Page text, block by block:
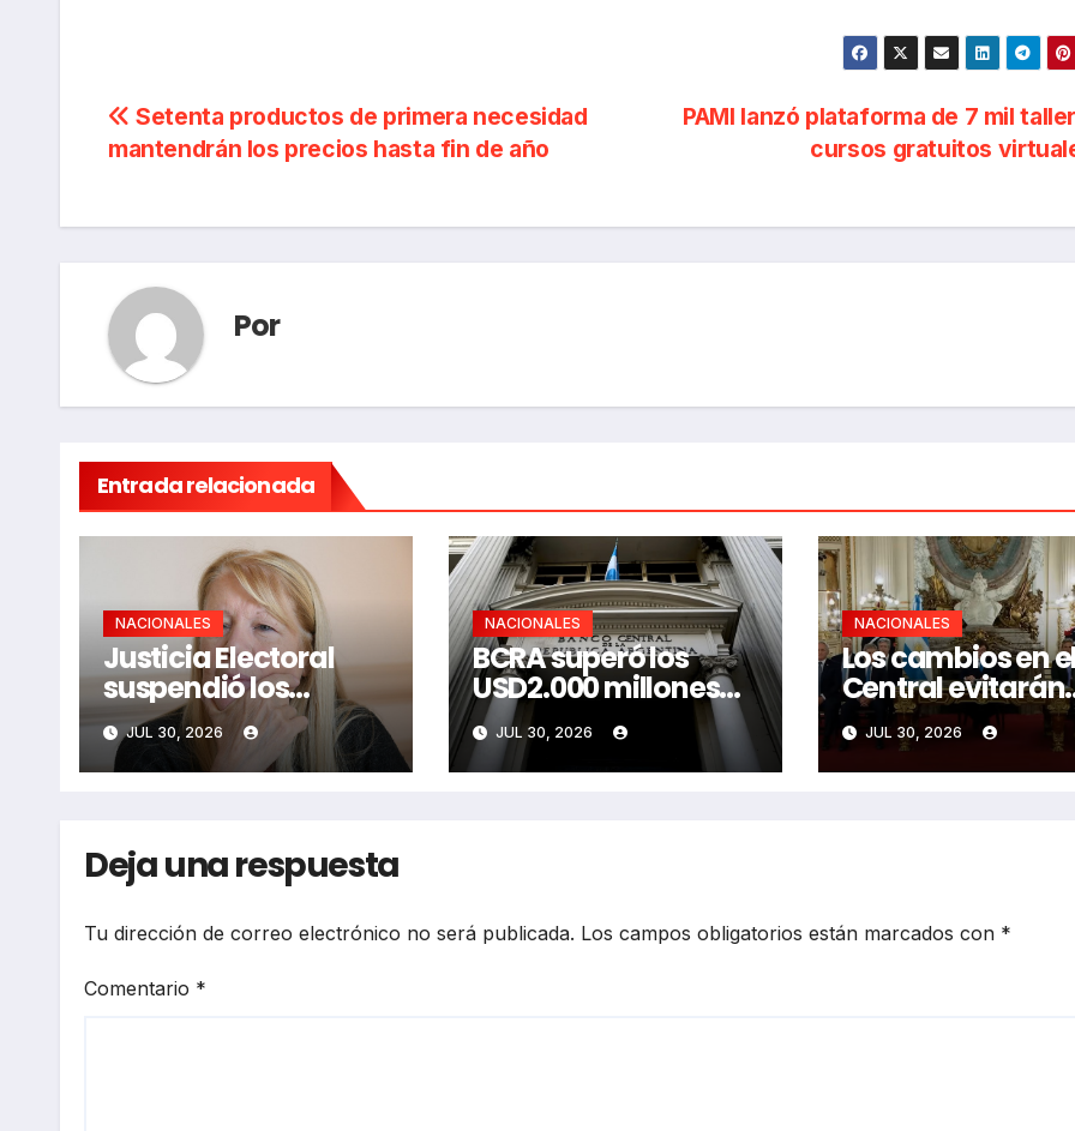
Navegación
de
entradas
PAMI lanzó plataforma de 7 mil
cursos gratuitos
Setenta productos de primera necesidad
mantendrán los precios hasta fin de año
Por
Entrada relacionada
NACIONALES
Justicia Electoral
suspendió los
aportes a 20
partidos
JUL 30, 2026
NACIONALES
BCRA superó los
USD2.000 millones
comprando dólares
JUL 30, 2026
NACIONALES
Los cambios en
Central evitarán
«falsificar
JUL 30, 2026
Deja una respuesta
Tu dirección de correo electrónico no será publicada. Los campos obligatorios están marcados con *
Comentario *